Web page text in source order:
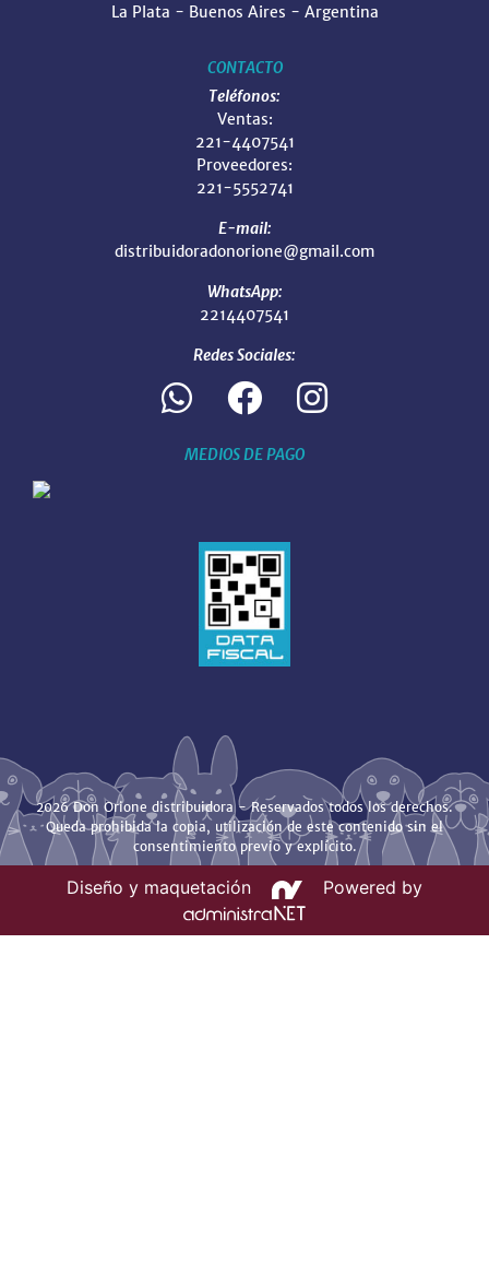
La Plata - Buenos Aires - Argentina
CONTACTO
Teléfonos:
Ventas:
221-4407541
Proveedores:
221-5552741
E-mail:
distribuidoradonorione@gmail.com
WhatsApp:
2214407541
Redes Sociales:
MEDIOS DE PAGO
2026 Don Orione distribuidora - Reservados todos los derechos.
Queda prohibida la copia, utilización de este contenido sin el
consentimiento previo y explícito.
Diseño y maquetación Powered by